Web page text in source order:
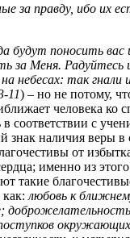
за правду, ибо их
будут поносить вас
за Меня. Радуйтесь
небесах: так гнали
11) – но не потому,
человека ко
соответствии с
знак наличия веры в
от
именно из
такие
как: любовь к